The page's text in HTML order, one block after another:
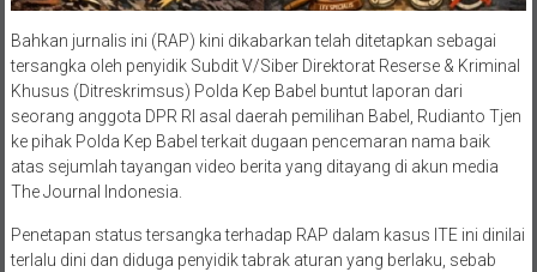
Bahkan jurnalis ini (RAP) kini dikabarkan telah ditetapkan sebagai
tersangka oleh penyidik Subdit V/Siber Direktorat Reserse & Kriminal
Khusus (Ditreskrimsus) Polda Kep Babel buntut laporan dari
seorang anggota DPR RI asal daerah pemilihan Babel, Rudianto Tjen
ke pihak Polda Kep Babel terkait dugaan pencemaran nama baik
atas sejumlah tayangan video berita yang ditayang di akun media
The Journal Indonesia.
Penetapan status tersangka terhadap RAP dalam kasus ITE ini dinilai
terlalu dini dan diduga penyidik tabrak aturan yang berlaku, sebab